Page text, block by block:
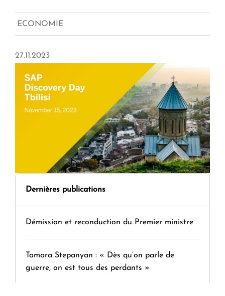
ECONOMIE
27.11.2023
Dernières publications
Démission et reconduction du Premier ministre
Tamara Stepanyan : « Dès qu’on parle de
guerre, on est tous des perdants »